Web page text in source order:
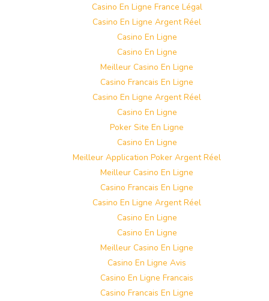
Casino En Ligne France Légal
Casino En Ligne Argent Réel
Casino En Ligne
Casino En Ligne
Meilleur Casino En Ligne
Casino Francais En Ligne
Casino En Ligne Argent Réel
Casino En Ligne
Poker Site En Ligne
Casino En Ligne
Meilleur Application Poker Argent Réel
Meilleur Casino En Ligne
Casino Francais En Ligne
Casino En Ligne Argent Réel
Casino En Ligne
Casino En Ligne
Meilleur Casino En Ligne
Casino En Ligne Avis
Casino En Ligne Francais
Casino Francais En Ligne